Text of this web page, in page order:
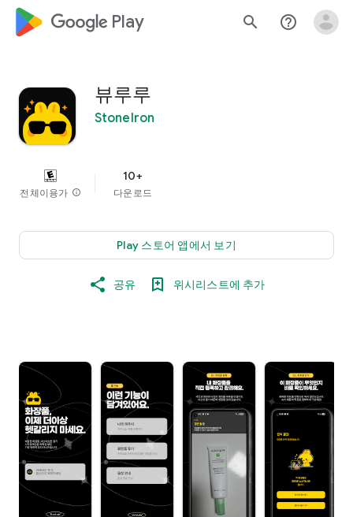
google_logo Play search help_outline
뷰루루
StoneIron
전체이용가 info
10+
다운로드
Play 스토어 앱에서 보기
공유 위시리스트에 추가